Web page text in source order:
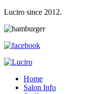
Luciro since 2012.
Home
Salon Info